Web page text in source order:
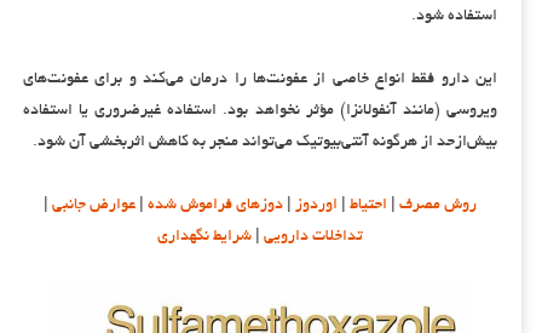
استفاده شود.
این دارو فقط انواع خاصی از عفونت‌ها را درمان می‌کند و برای عفونت‌های
ویروسی (مانند آنفولانزا) مؤثر نخواهد بود. استفاده غیرضروری یا استفاده
بیش‌ازحد از هرگونه آنتی‌بیوتیک می‌تواند منجر به کاهش اثربخشی آن شود.
روش مصرف| احتیاط| اوردوز| دوزهای فراموش شده| عوارض جانبی|
تداخلات دارویی| شرایط نگهداری